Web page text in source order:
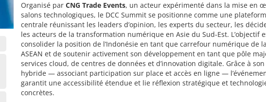
Organisé par CNG Trade Events, un acteur expérimenté dans la mise en
salons technologiques, le DCC Summit se positionne comme une
centrale réunissant les leaders d’opinion, les experts du secteur, les
les acteurs de la transformation numérique en Asie du Sud-Est. L’objectif
consolider la position de l’Indonésie en tant que carrefour numérique de
ASEAN et de soutenir activement son développement en tant que pôle
services cloud, de centres de données et d’innovation digitale. Grâce à
hybride — associant participation sur place et accès en ligne —
garantit une accessibilité étendue et lie réflexion stratégique et
concrètes.